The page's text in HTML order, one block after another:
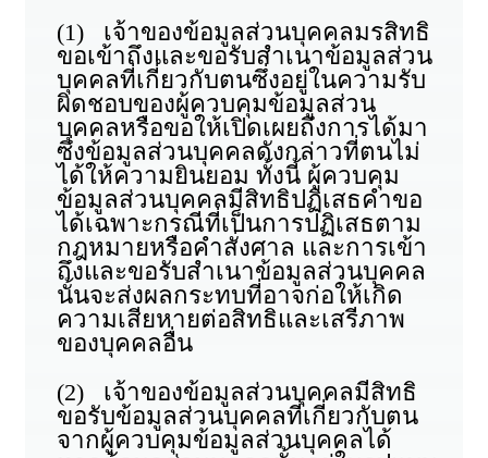
(1) เจ้าของข้อมูลส่วนบุคคลมรสิทธิ
ขอเข้าถึงและขอรับสำเนาข้อมูลส่วน
บุคคลที่เกี่ยวกับตนซึ่งอยู่ในความรับ
ผิดชอบของผู้ควบคุมข้อมูลส่วน
บุคคลหรือขอให้เปิดเผยถึงการได้มา
ซึ่งข้อมูลส่วนบุคคลดังกล่าวที่ตนไม่
ได้ให้ความยินยอม ทั้งนี้ ผู้ควบคุม
ข้อมูลส่วนบุคคลมีสิทธิปฏิเสธคำขอ
ได้เฉพาะกรณีที่เป็นการปฏิเสธตาม
กฎหมายหรือคำสั่งศาล และการเข้า
ถึงและขอรับสำเนาข้อมูลส่วนบุคคล
นั้นจะส่งผลกระทบที่อาจก่อให้เกิด
ความเสียหายต่อสิทธิและเสรีภาพ
ของบุคคลอื่น
(2) เจ้าของข้อมูลส่วนบุคคลมีสิทธิ
ขอรับข้อมูลส่วนบุคคลที่เกี่ยวกับตน
จากผู้ควบคุมข้อมูลส่วนบุคคลได้